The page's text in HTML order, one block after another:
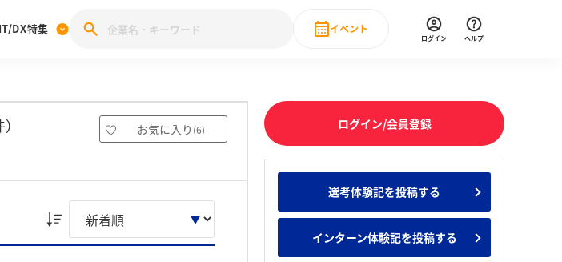
記投稿キャンペーン
職ブランド調査
みんなの新卒就職人気企業ランキング みんなのインターン人気企業ランキ
DX特集
28卒 IT・DX現場社員インタビュー
イベント
直近のイベント一覧
ログイン ヘルプ
お気に入り (6)
ログイン/会員登録
選考体験記を投稿する
インターン体験記を投稿する